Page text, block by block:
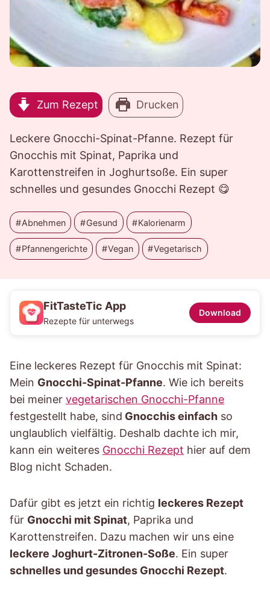
Zum Rezept Drucken
Leckere Gnocchi-Spinat-Pfanne. Rezept für
Gnocchis mit Spinat, Paprika und
Karottenstreifen in Joghurtsoße. Ein super
schnelles und gesundes Gnocchi Rezept 😋
Abnehmen Gesund Kalorienarm
Pfannengerichte Vegan Vegetarisch
FitTasteTic App
Rezepte für unterwegs
Download
Eine leckeres Rezept für Gnocchis mit Spinat:
Mein Gnocchi-Spinat-Pfanne. Wie ich bereits
bei meiner vegetarischen Gnocchi-Pfanne
festgestellt habe, sind Gnocchis einfach so
unglaublich vielfältig. Deshalb dachte ich mir,
kann ein weiteres Gnocchi Rezept hier auf dem
Blog nicht Schaden.
Dafür gibt es jetzt ein richtig leckeres Rezept
für Gnocchi mit Spinat, Paprika und
Karottenstreifen. Dazu machen wir uns eine
leckere Joghurt-Zitronen-Soße. Ein super
schnelles und gesundes Gnocchi Rezept.